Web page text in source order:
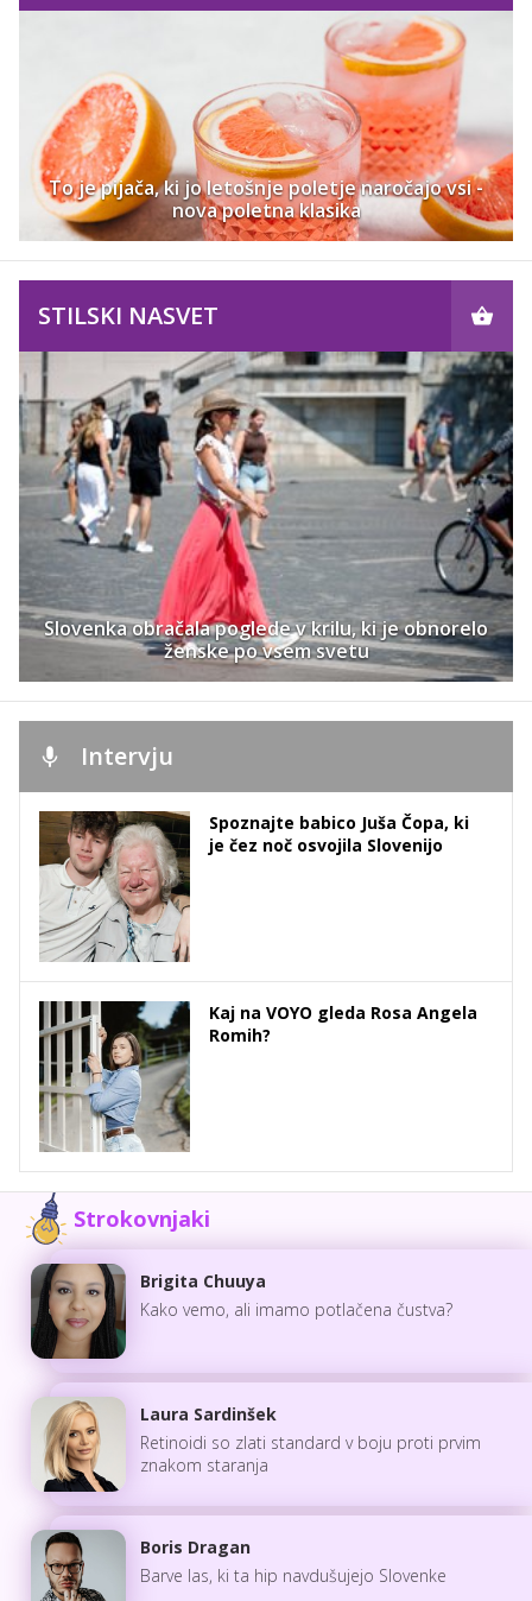
To je pijača, ki jo letošnje poletje naročajo vsi -
nova poletna klasika
STILSKI NASVET
Slovenka obračala poglede v krilu, ki je obnorelo
ženske po vsem svetu
Intervju
Spoznajte babico Juša Čopa, ki
je čez noč osvojila Slovenijo
Kaj na VOYO gleda Rosa Angela
Romih?
Strokovnjaki
Brigita Chuuya
Kako vemo, ali imamo potlačena čustva?
Laura Sardinšek
Retinoidi so zlati standard v boju proti prvim
znakom staranja
Boris Dragan
Barve las, ki ta hip navdušujejo Slovenke